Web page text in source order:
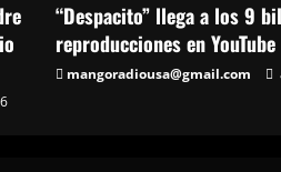
“Despacito” llega a los 9
reproducciones en YouTube
mangoradiousa@gmail.com